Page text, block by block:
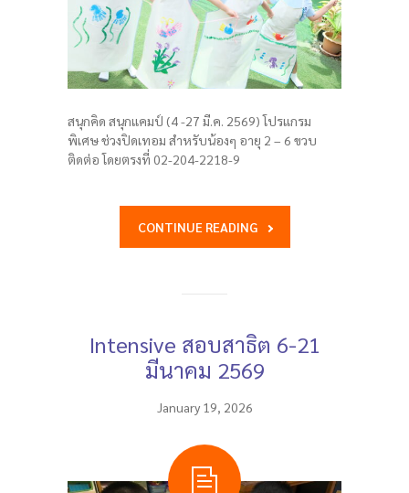
สนุกคิด สนุกแคมป์ (4 -27 มี.ค. 2569) โปรแกรม
พิเศษ ช่วงปิดเทอม สำหรับน้องๆ อายุ 2 – 6 ขวบ
ติดต่อ โดยตรงที่ 02-204-2218-9
CONTINUE READING
Intensive สอบสาธิต 6-21
มีนาคม 2569
January 19, 2026